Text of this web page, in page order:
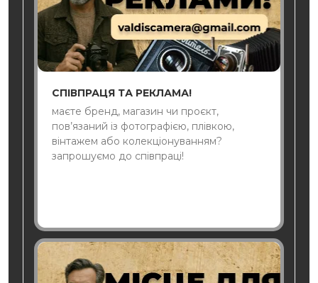
СПІВПРАЦЯ ТА РЕКЛАМА!
маєте бренд, магазин чи проєкт,
пов’язаний із фотографією, плівкою,
вінтажем або колекціонуванням?
запрошуємо до співпраці!